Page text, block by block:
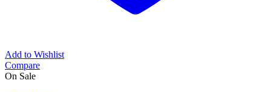
Add to Wishlist
Compare
On Sale